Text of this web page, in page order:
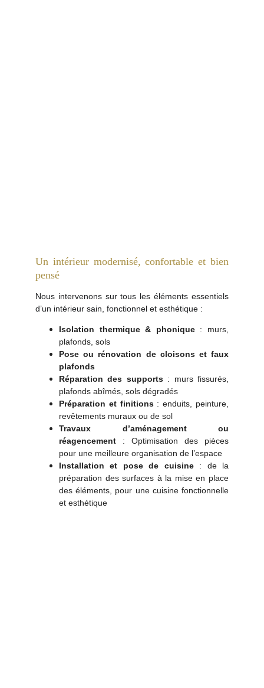
Un intérieur modernisé, confortable et bien
pensé
Nous intervenons sur tous les éléments essentiels
d’un intérieur sain, fonctionnel et esthétique :
Isolation thermique & phonique: murs,
plafonds, sols
Pose ou rénovation de cloisons et faux
plafonds
Réparation des supports: murs fissurés,
plafonds abîmés, sols dégradés
Préparation et finitions: enduits, peinture,
revêtements muraux ou de sol
Travaux d’aménagement ou
réagencement : Optimisation des pièces
pour une meilleure organisation de l’espace
Installation et pose de cuisine: de la
préparation des surfaces à la mise en place
des éléments, pour une cuisine fonctionnelle
et esthétique